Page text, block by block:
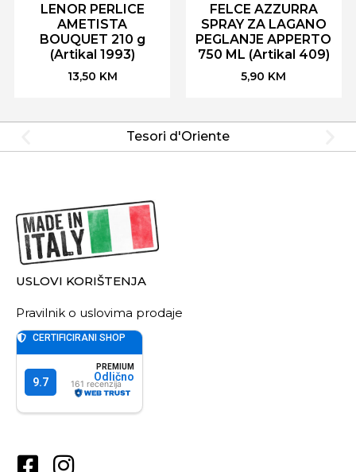
LENOR PERLICE
AMETISTA
BOUQUET 210 g
(Artikal 1993)
13,50 KM
FELCE AZZURRA
SPRAY ZA LAGANO
PEGLANJE APPERTO
750 ML (Artikal 409)
5,90 KM
Tesori d'Oriente
USLOVI KORIŠTENJA
Pravilnik o uslovima prodaje